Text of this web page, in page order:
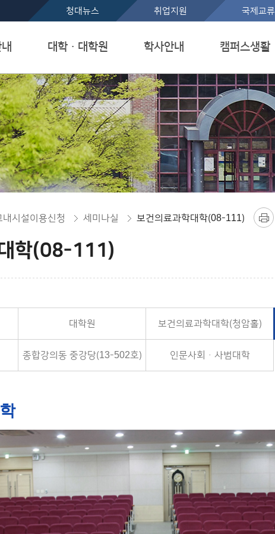
본문 바로가기청대뉴스 취업지원 국제교류
대학ㆍ대학원 학사안내 캠퍼스생활
내시설이용신청 세미나실 보건의료과학대학(08-111)
학(08-111)
대학원 보건의료과학대학(청암홀)
종합강의동 중강당(13-502호) 인문사회ㆍ사범대학